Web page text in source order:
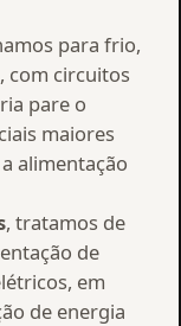
para frio,
com circuitos
pare o
maiores
alimentação
, tratamos de
de
em
de energia